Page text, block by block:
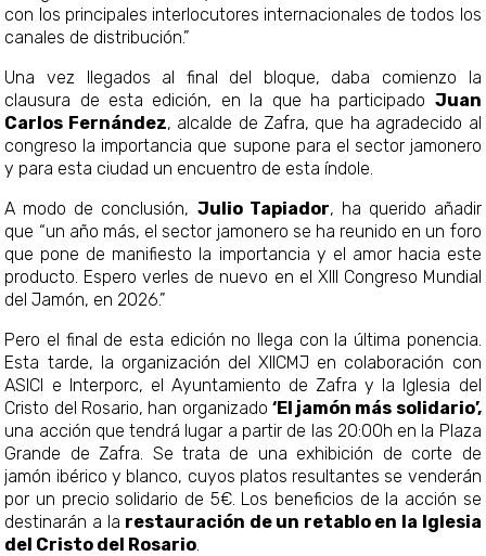
con los principales interlocutores internacionales de todos los
canales de distribución.”
Una vez llegados al final del bloque, daba comienzo la
clausura de esta edición, en la que ha participado Juan
Carlos Fernández, alcalde de Zafra, que ha agradecido al
congreso la importancia que supone para el sector jamonero
y para esta ciudad un encuentro de esta índole.
A modo de conclusión, Julio Tapiador, ha querido añadir
que “un año más, el sector jamonero se ha reunido en un foro
que pone de manifiesto la importancia y el amor hacia este
producto. Espero verles de nuevo en el XIII Congreso Mundial
del Jamón, en 2026.”
Pero el final de esta edición no llega con la última ponencia.
Esta tarde, la organización del XIICMJ en colaboración con
ASICI e Interporc, el Ayuntamiento de Zafra y la Iglesia del
Cristo del Rosario, han organizado ‘El jamón más solidario’,
una acción que tendrá lugar a partir de las 20:00h en la Plaza
Grande de Zafra. Se trata de una exhibición de corte de
jamón ibérico y blanco, cuyos platos resultantes se venderán
por un precio solidario de 5€. Los beneficios de la acción se
destinarán a la restauración de un retablo en la Iglesia
del Cristo del Rosario